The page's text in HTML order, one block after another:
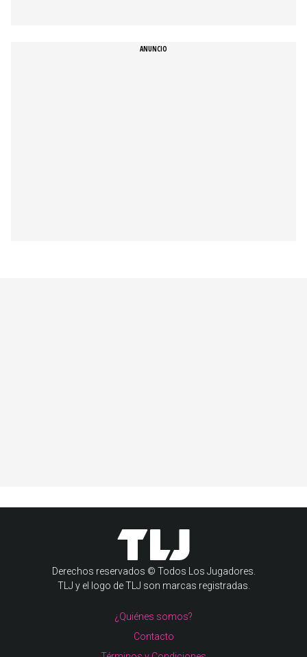
Derechos reservados © Todos Los Jugadores.
TLJ y el logo de TLJ son marcas registradas.
¿Quiénes somos?
Contacto